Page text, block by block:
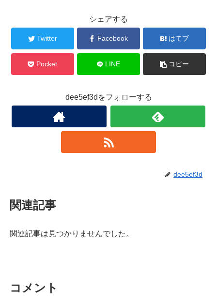
シェアする
Twitter Facebook はてブ
Pocket LINE コピー
dee5ef3dをフォローする
dee5ef3d
関連記事
関連記事は見つかりませんでした。
コメント